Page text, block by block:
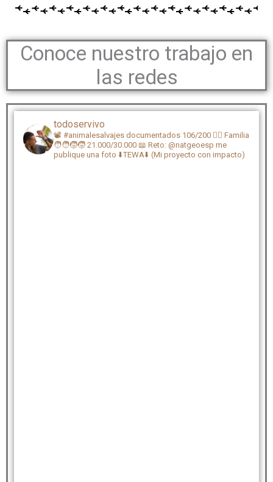
Conoce nuestro trabajo en
las redes
todoservivo
📽️ #animalesalvajes documentados 106/200 🏴‍☠️ Familia
🧑‍🧑‍🧒‍🧒 21.000/30.000 📖 Reto: @natgeoesp me
publique una foto ⬇️TEWA⬇️ (Mi proyecto con impacto)